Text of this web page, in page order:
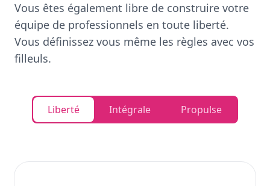
Vous êtes également libre de construire votre
équipe de professionnels en toute liberté.
Vous définissez vous même les règles avec vos
filleuls.
Liberté Intégrale Propulse